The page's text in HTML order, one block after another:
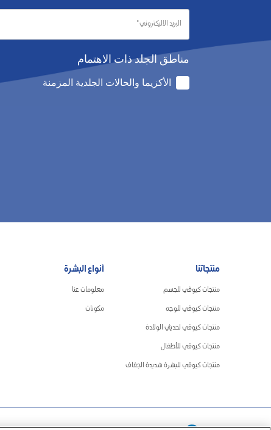
مناطق الجلد ذات الاهتمام
الأكزيما والحالات الجلدية المزمنة
منتجاتنا
منتجات كيوڤي للجسم
منتجات كيوڤي للوجه
منتجات كيوڤي لحديثي الولادة
منتجات كيوڤي للأطفال
منتجات كيوڤي للبشرة شديدة الجفاف
أنواع البشرة
معلومات عنا
مكونات